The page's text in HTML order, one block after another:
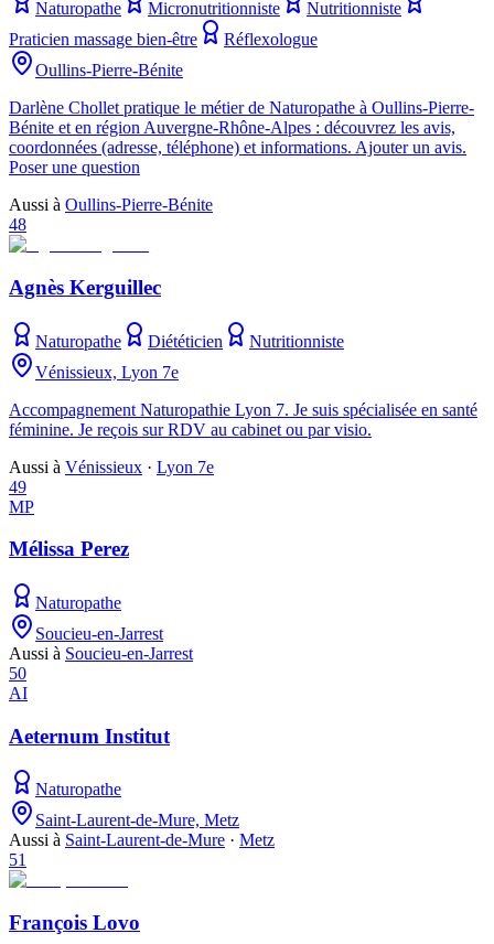
Naturopathe Micronutritionniste
Nutritionniste
Praticien massage bien-être
Réflexologue
Oullins-Pierre-Bénite
Darlène Chollet pratique le métier de Naturopathe à Oullins-Pierre-
Bénite et en région Auvergne-Rhône-Alpes : découvrez les avis,
coordonnées (adresse, téléphone) et informations. Ajouter un avis.
Poser une question
Aussi à Oullins-Pierre-Bénite
48
Agnès Kerguillec
Naturopathe Diététicien
Nutritionniste
Vénissieux, Lyon 7e
Accompagnement Naturopathie Lyon 7. Je suis spécialisée en santé
féminine. Je reçois sur RDV au cabinet ou par visio.
Aussi à Vénissieux · Lyon 7e
49
MP
Mélissa Perez
Naturopathe
Soucieu-en-Jarrest
Aussi à Soucieu-en-Jarrest
50
AI
Aeternum Institut
Naturopathe
Saint-Laurent-de-Mure, Metz
Aussi à Saint-Laurent-de-Mure · Metz
51
François Lovo